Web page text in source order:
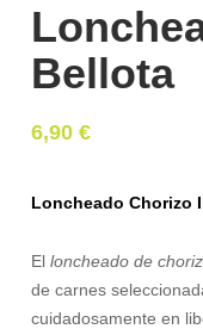
Bellota
6,90€
Loncheado Chorizo
Elloncheado de
de carnes
cuidadosamente en